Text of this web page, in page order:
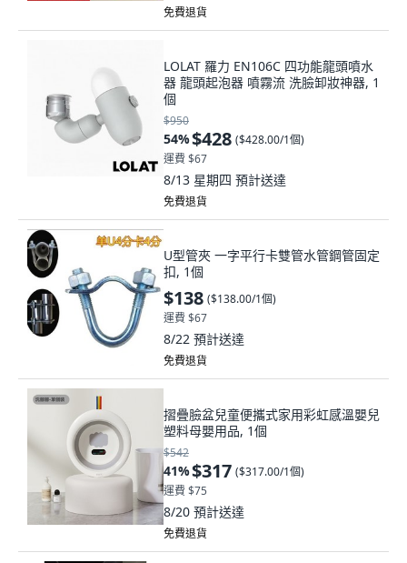
免費退貨
LOLAT 羅力 EN106C 四功能龍頭噴水
器 龍頭起泡器 噴霧流 洗臉卸妝神器, 1
個
$950
54%$428 ($428.00/1個)
運費 $67
8/13 星期四 預計送達
免費退貨
U型管夾 一字平行卡雙管水管鋼管固定
扣, 1個
$138 ($138.00/1個)
運費 $67
8/22 預計送達
免費退貨
摺疊臉盆兒童便攜式家用彩虹感溫嬰兒
塑料母嬰用品, 1個
$542
41%$317 ($317.00/1個)
運費 $75
8/20 預計送達
免費退貨